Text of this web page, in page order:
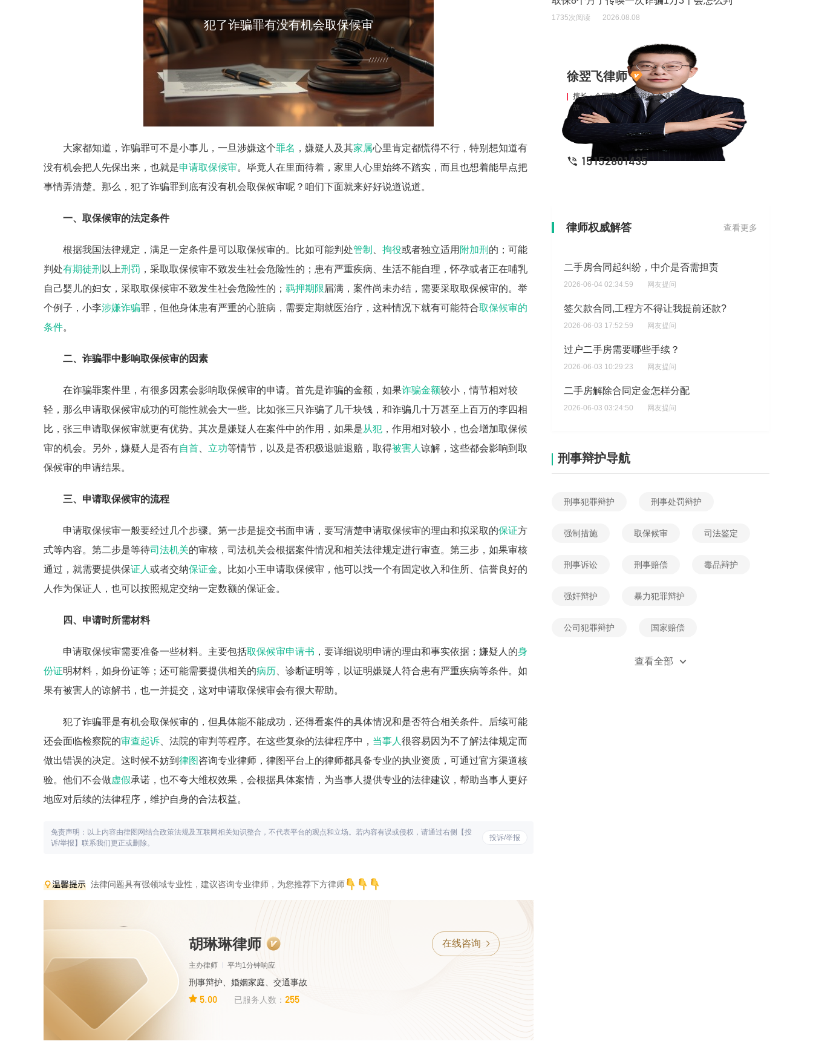
犯了诈骗罪有没有机会取保候审
大家都知道，诈骗罪可不是小事儿，一旦涉嫌这个罪名 ，嫌疑人及其家属心里肯定都慌得不行，特别想知道有
没有机会把人先保出来，也就是申请取保候审。毕竟人在里面待着，家里人心里始终不踏实，而且也想着能早点把
事情弄清楚。那么，犯了诈骗罪到底有没有机会取保候审呢？咱们下面就来好好说道说道。
一、取保候审的法定条件
根据我国法律规定，满足一定条件是可以取保候审的。比如可能判处管制 拘役或者独立适用 附加刑 的；可能
判处有期徒刑 以上刑罚 ，采取取保候审不致发生社会危险性的；患有严重疾病、生活不能自理，怀孕或者正在哺乳
自己婴儿的妇女，采取取保候审不致发生社会危险性的； 羁押期限届满，案件尚未办结，需要采取取保候审的。举
个例子，小李涉嫌诈骗罪，但他身体患有严重的心脏病，需要定期就医治疗，这种情况下就有可能符合取保候审的
条件。
二、诈骗罪中影响取保候审的因素
在诈骗罪案件里，有很多因素会影响取保候审的申请。首先是诈骗的金额，如果诈骗金额较小，情节相对较
轻，那么申请取保候审成功的可能性就会大一些。比如张三只诈骗了几千块钱，和诈骗几十万甚至上百万的李四相
比，张三申请取保候审就更有优势。其次是嫌疑人在案件中的作用，如果是从犯 ，作用相对较小，也会增加取保候
审的机会。另外，嫌疑人是否有自首 立功等情节，以及是否积极退赃退赔，取得被害人 谅解，这些都会影响到取
保候审的申请结果。
三、申请取保候审的流程
申请取保候审一般要经过几个步骤。第一步是提交书面申请，要写清楚申请取保候审的理由和拟采取的保证方
式等内容。第二步是等待司法机关的审核，司法机关会根据案件情况和相关法律规定进行审查。第三步，如果审核
通过，就需要提供保证人 或者交纳保证金。比如小王申请取保候审，他可以找一个有固定收入和住所、信誉良好的
人作为保证人，也可以按照规定交纳一定数额的保证金。
四、申请时所需材料
申请取保候审需要准备一些材料。主要包括取保候审申请书 ，要详细说明申请的理由和事实依据；嫌疑人的身
份证明材料，如身份证等；还可能需要提供相关的病历 、诊断证明等，以证明嫌疑人符合患有严重疾病等条件。如
果有被害人的谅解书，也一并提交，这对申请取保候审会有很大帮助。
犯了诈骗罪是有机会取保候审的，但具体能不能成功，还得看案件的具体情况和是否符合相关条件。后续可能
还会面临检察院的审查起诉 、法院的审判等程序。在这些复杂的法律程序中， 当事人 很容易因为不了解法律规定而
做出错误的决定。这时候不妨到 律图 咨询专业律师，律图平台上的律师都具备专业的执业资质，可通过官方渠道核
验。他们不会做虚假承诺，也不夸大维权效果，会根据具体案情，为当事人提供专业的法律建议，帮助当事人更好
地应对后续的法律程序，维护自身的合法权益。
投诉/举报
免责声明：以上内容由律图网结合政策法规及互联网相关知识整合，不代表平台的观点和立场。若内容有误或侵权，请通过右侧【投
诉/举报】联系我们更正或删除。
法律问题具有强领域专业性，建议咨询专业律师，为您推荐下方律师
胡琳琳律师
主办律师 平均1分钟响应
刑事辩护、婚姻家庭、交通事故
5.00 已服务人数： 255
在线咨询
1735次阅读 2026.08.08
徐翌飞律师
擅长：合同事务,刑事辩护,交通事
故
15152801435
律师权威解答 查看更多
2026-06-04 12:39:24
想了解，没有取得土地使用权是否可以转让?
2026-06-01 05:14:19 网友提问
刑事辩护导航
刑事犯罪辩护 刑事处罚辩护
强制措施 取保候审 司法鉴定
刑事诉讼 刑事赔偿 毒品辩护
强奸辩护 暴力犯罪辩护
公司犯罪辩护 国家赔偿
死刑辩护
查看全部